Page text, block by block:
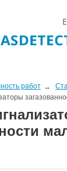
работ